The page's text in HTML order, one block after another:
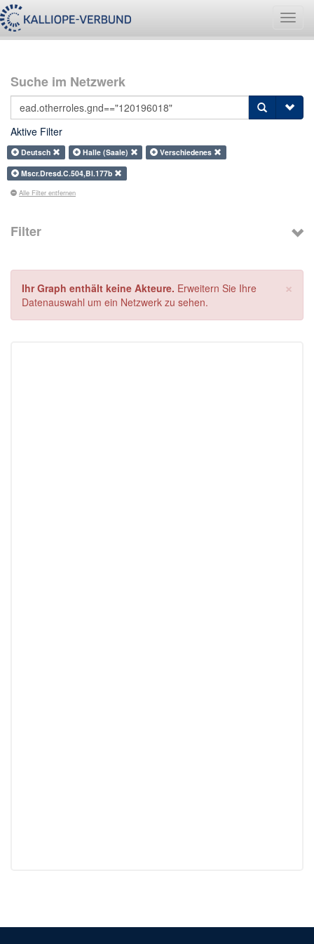
Suche im Netzwerk
Aktive Filter
Deutsch Halle (Saale)
Verschiedenes
Mscr.Dresd.C.504,Bl.177b
Alle Filter entfernen
Filter
×
Ihr Graph enthält keine Akteure. Erweitern Sie Ihre
Datenauswahl um ein Netzwerk zu sehen.